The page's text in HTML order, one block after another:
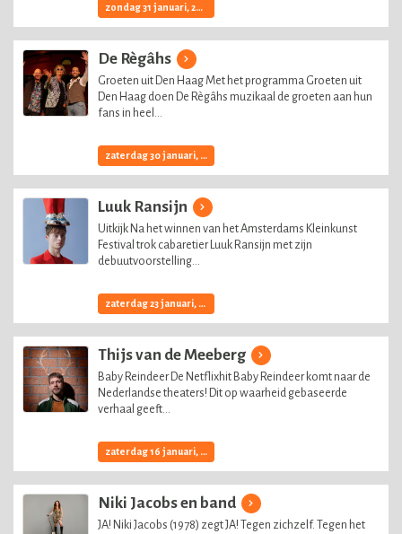
zondag 31 januari, 2027
De Règâhs
Groeten uit Den Haag Met het programma Groeten uit
Den Haag doen De Règâhs muzikaal de groeten aan hun
fans in heel...
zaterdag 30 januari, 2027
Luuk Ransijn
Uitkijk Na het winnen van het Amsterdams Kleinkunst
Festival trok cabaretier Luuk Ransijn met zijn
debuutvoorstelling...
zaterdag 23 januari, 2027
Thijs van de Meeberg
Baby Reindeer De Netflixhit Baby Reindeer komt naar de
Nederlandse theaters! Dit op waarheid gebaseerde
verhaal geeft...
zaterdag 16 januari, 2027
Niki Jacobs en band
JA! Niki Jacobs (1978) zegt JA! Tegen zichzelf. Tegen het